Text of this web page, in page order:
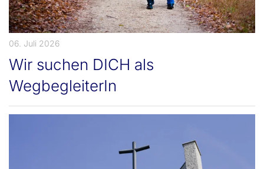
06. Juli 2026
Wir suchen DICH als
WegbegleiterIn